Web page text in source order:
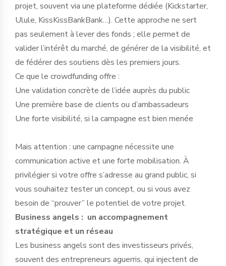
projet, souvent via une plateforme dédiée (Kickstarter,
Ulule, KissKissBankBank…). Cette approche ne sert
pas seulement à lever des fonds ; elle permet de
valider l’intérêt du marché, de générer de la visibilité, et
de fédérer des soutiens dès les premiers jours.
Ce que le crowdfunding offre :
Une validation concrète de l’idée auprès du public
Une première base de clients ou d’ambassadeurs
Une forte visibilité, si la campagne est bien menée
Mais attention : une campagne nécessite une
communication active et une forte mobilisation. À
privilégier si votre offre s’adresse au grand public, si
vous souhaitez tester un concept, ou si vous avez
besoin de “prouver” le potentiel de votre projet.
Business angels : un accompagnement
stratégique et un réseau
Les business angels sont des investisseurs privés,
souvent des entrepreneurs aguerris, qui injectent de